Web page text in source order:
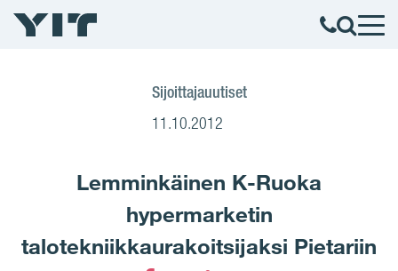
Sijoittajauutiset
11.10.2012
Lemminkäinen K-Ruoka
hypermarketin
talotekniikkaurakoitsijaksi Pietariin